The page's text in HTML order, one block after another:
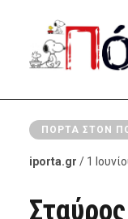
ΠΌΡΤΑ ΣΤΟΝ
iporta.gr / 1